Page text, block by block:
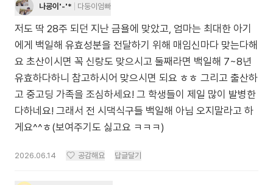
나굥이'-'* 다둥이엄빠
저도 딱 28주 되던 지난 금욜에 맞았고, 엄마는 최대한 아기
에게 백일해 유효성분을 전달하기 위해 매임신마다 맞는다해
요 초산이시면 꼭 신랑도 맞으시고 둘째라면 백일해 7~8년
유효하다하니 참고하시어 맞으시면 되요 ㅎㅎ 그리고 출산하
고 중고딩 가족을 조심하세요! 그 학생들이 제일 많이 발병한
다하네요! 그래서 전 시댁식구들 백일해 아님 오지말라고 하
게요^^ㅎ(보여주기도 싫고요 ㅋㅋㅋ)
2026.06.14 공감해요 답글달기